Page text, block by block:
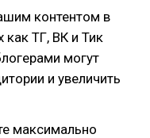
контентом в
как ТГ, ВК и Тик
могут
и увеличить
максимально